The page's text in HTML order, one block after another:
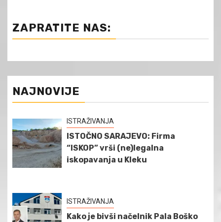
ZAPRATITE NAS:
NAJNOVIJE
ISTRAŽIVANJA
ISTOČNO SARAJEVO: Firma
“ISKOP” vrši (ne)legalna
iskopavanja u Kleku
ISTRAŽIVANJA
Kako je bivši načelnik Pala Boško